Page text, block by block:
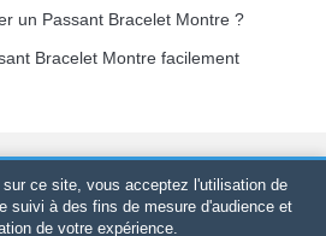
un Passant Bracelet Montre ?
Bracelet Montre facilement
© 2026Tous droits réservés-SIRET
Juridique : BP 20075 - 31121
Métropolitaine-Vente en ligne
sur ce site, vous acceptez l'utilisation de
suivi à des fins de mesure d'audience et
de votre expérience.